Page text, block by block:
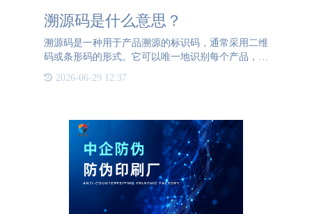
溯源码是什么意思？
溯源码是一种用于产品溯源的标识码，通常采用二维
码或条形码的形式。它可以唯一地识别每个产品，并
与产品的相关信息进行关联。通过扫描溯源码，消费
者、生产商和监管机构可以获取产品的生产、加工、
2026-06-29 12:37